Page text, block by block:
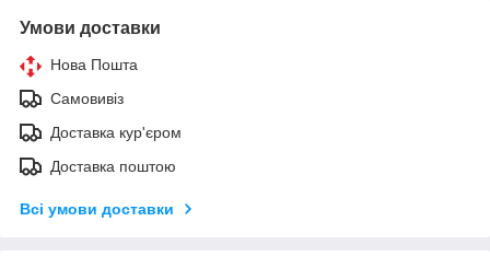
Умови доставки
Нова Пошта
Самовивіз
Доставка кур'єром
Доставка поштою
Всі умови доставки